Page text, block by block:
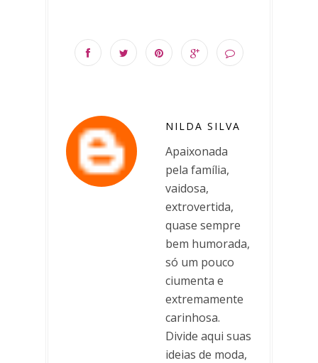
NILDA SILVA
Apaixonada
pela família,
vaidosa,
extrovertida,
quase sempre
bem humorada,
só um pouco
ciumenta e
extremamente
carinhosa.
Divide aqui suas
ideias de moda,